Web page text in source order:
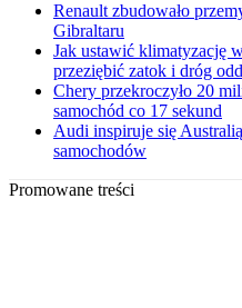
Renault zbudowało
Gibraltaru
Jak ustawić klimatyzację
przeziębić zatok i dróg
Chery przekroczyło 20
samochód co 17 sekund
Audi inspiruje się
samochodów
Promowane treści